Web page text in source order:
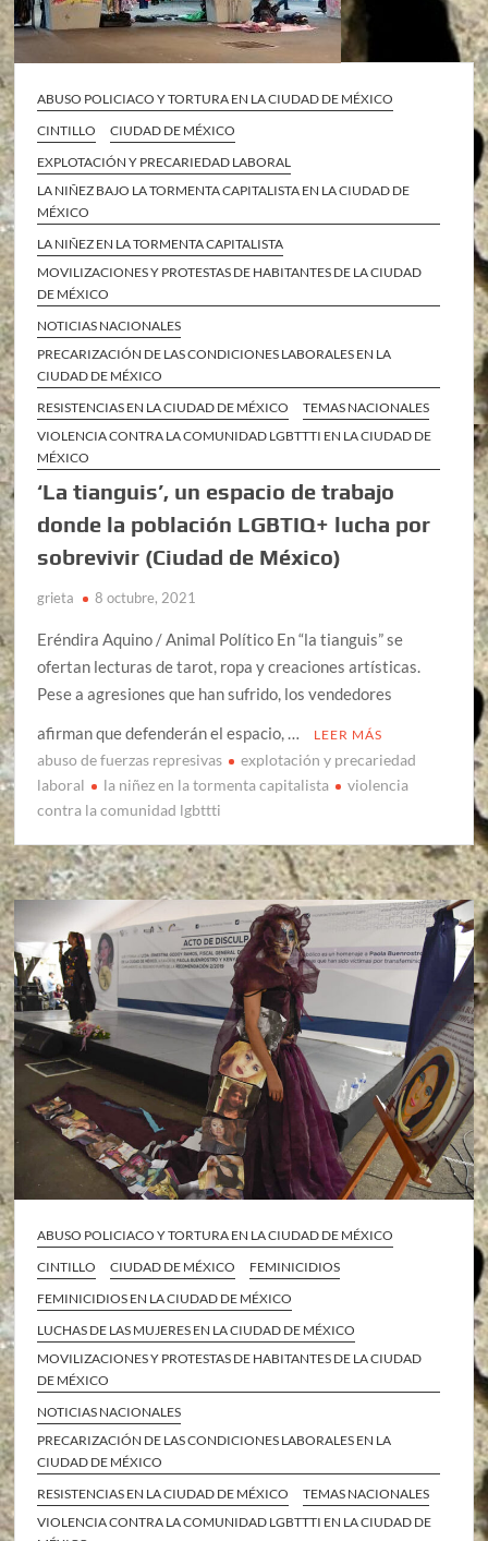
ABUSO POLICIACO Y TORTURA EN LA CIUDAD DE MÉXICO
CINTILLO
CIUDAD DE MÉXICO
EXPLOTACIÓN Y PRECARIEDAD LABORAL
LA NIÑEZ BAJO LA TORMENTA CAPITALISTA EN LA CIUDAD DE
MÉXICO
LA NIÑEZ EN LA TORMENTA CAPITALISTA
MOVILIZACIONES Y PROTESTAS DE HABITANTES DE LA CIUDAD
DE MÉXICO
NOTICIAS NACIONALES
PRECARIZACIÓN DE LAS CONDICIONES LABORALES EN LA
CIUDAD DE MÉXICO
RESISTENCIAS EN LA CIUDAD DE MÉXICO
TEMAS NACIONALES
VIOLENCIA CONTRA LA COMUNIDAD LGBTTTI EN LA CIUDAD DE
MÉXICO
‘La tianguis’, un espacio de trabajo
donde la población LGBTIQ+ lucha por
sobrevivir (Ciudad de México)
grieta 8 octubre, 2021
Eréndira Aquino / Animal Político En “la tianguis” se
ofertan lecturas de tarot, ropa y creaciones artísticas.
Pese a agresiones que han sufrido, los vendedores
afirman que defenderán el espacio, …
LEER MÁS
abuso de fuerzas represivas
explotación y precariedad
laboral
la niñez en la tormenta capitalista
violencia
contra la comunidad lgbttti
ABUSO POLICIACO Y TORTURA EN LA CIUDAD DE MÉXICO
CINTILLO
CIUDAD DE MÉXICO
FEMINICIDIOS
FEMINICIDIOS EN LA CIUDAD DE MÉXICO
LUCHAS DE LAS MUJERES EN LA CIUDAD DE MÉXICO
MOVILIZACIONES Y PROTESTAS DE HABITANTES DE LA CIUDAD
DE MÉXICO
NOTICIAS NACIONALES
PRECARIZACIÓN DE LAS CONDICIONES LABORALES EN LA
CIUDAD DE MÉXICO
RESISTENCIAS EN LA CIUDAD DE MÉXICO
TEMAS NACIONALES
VIOLENCIA CONTRA LA COMUNIDAD LGBTTTI EN LA CIUDAD DE